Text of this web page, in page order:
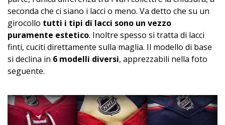
seconda che ci siano i lacci o meno. Va detto che su un
girocollo tutti i tipi di lacci sono un vezzo
puramente estetico. Inoltre spesso si tratta di lacci
finti, cuciti direttamente sulla maglia. Il modello di base
si declina in 6 modelli diversi, apprezzabili nella foto
seguente.